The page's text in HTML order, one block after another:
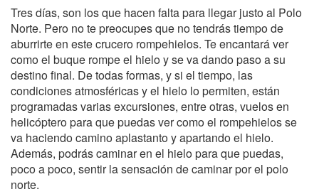
Tres días, son los que hacen falta para llegar justo al Polo
Norte. Pero no te preocupes que no tendrás tiempo de
aburrirte en este crucero rompehielos. Te encantará ver
como el buque rompe el hielo y se va dando paso a su
destino final. De todas formas, y si el tiempo, las
condiciones atmosféricas y el hielo lo permiten, están
programadas varias excursiones, entre otras, vuelos en
helicóptero para que puedas ver como el rompehielos se
va haciendo camino aplastanto y apartando el hielo.
Además, podrás caminar en el hielo para que puedas,
poco a poco, sentir la sensación de caminar por el polo
norte.